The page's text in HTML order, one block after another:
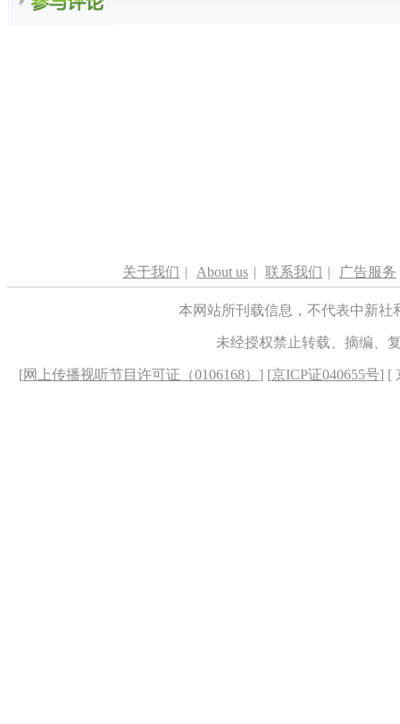
关于我们 | About us | 联系我们 | 广告服务
本网站所刊载信息，不代表中新
未经授权禁止转载、摘编、
[网上传播视听节目许可证（0106168） ] [京ICP证040655号] [